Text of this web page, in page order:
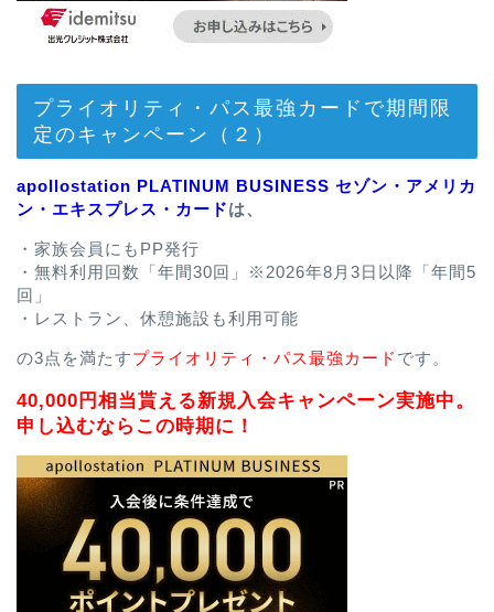
プライオリティ・パス最強カードで期間限
定のキャンペーン（２）
apollostation PLATINUM BUSINESS セゾン・アメリカ
ン・エキスプレス・カードは、
・家族会員にもPP発行
・無料利用回数「年間30回」※2026年8月3日以降「年間5
回」
・レストラン、休憩施設も利用可能
の3点を満たすプライオリティ・パス最強カード です。
40,000円相当貰える新規入会キャンペーン実施中。
申し込むならこの時期に！